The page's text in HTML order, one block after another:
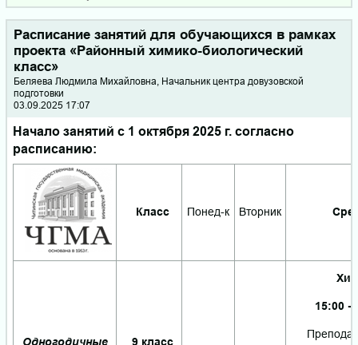
Расписание занятий для обучающихся в рамках
проекта «Районный химико-биологический
класс»
Беляева Люд­ми­ла Ми­хай­лов­на, Начальник центра довузовской
подготовки
03.09.2025 17:07
Начало занятий с 1 октября 2025 г. согласно
расписанию:
Класс Понед-к Вторник
Одногодичные 9 класс
15:00 -